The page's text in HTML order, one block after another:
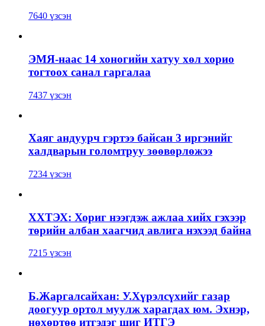
7640 үзсэн
ЭМЯ-наас 14 хоногийн хатуу хөл хорио
тогтоох санал гаргалаа
7437 үзсэн
Хаяг андуурч гэртээ байсан 3 иргэнийг
халдварын голомтруу зөөвөрлөжээ
7234 үзсэн
ХХТЭХ: Хориг нээгдэж ажлаа хийх гэхээр
төрийн албан хаагчид авлига нэхээд байна
7215 үзсэн
Б.Жаргалсайхан: У.Хүрэлсүхийг газар
доогуур ортол муулж харагдах юм. Эхнэр,
нөхөртөө итгэдэг шиг ИТГЭ